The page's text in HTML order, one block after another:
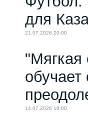
Центральной...
14.12.2023 08:00
для
21.07.2026 20:00
"Мягкая
14.07.2026 18:00